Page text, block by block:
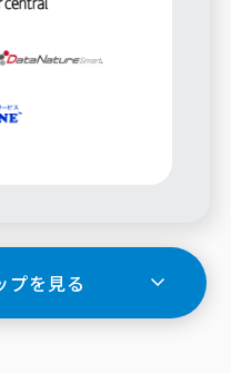
プを見る